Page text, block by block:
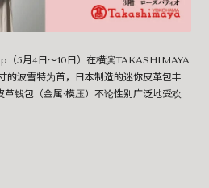
5月4日～10日）在横滨TAKASHIMAYA
的波雪特为首，日本制造的迷你皮革包丰
钱包（金属·模压）不论性别广泛地受欢